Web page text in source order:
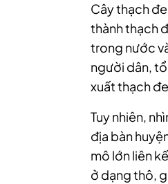
Cây thạch
thành thạch
trong nước
người dân,
xuất thạch
Tuy nhiên,
địa bàn
mô lớn liên
ở dạng thô,